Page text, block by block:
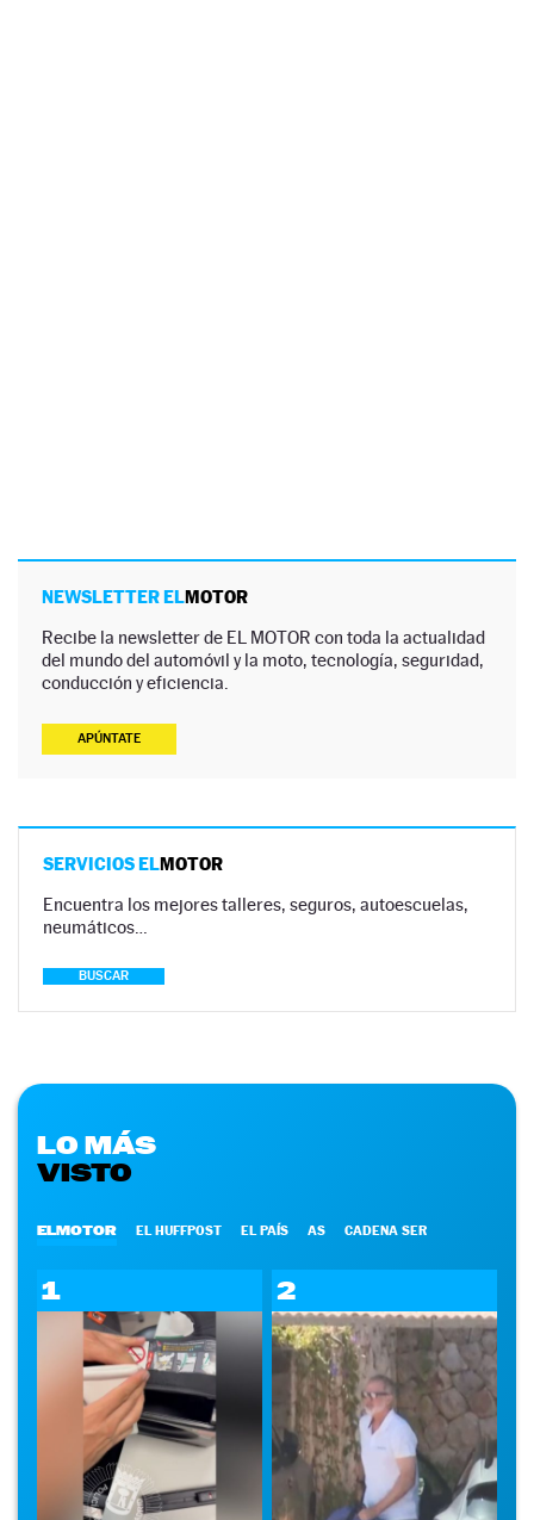
NEWSLETTER ELMOTOR
Recibe la newsletter de EL MOTOR con toda la actualidad
del mundo del automóvil y la moto, tecnología, seguridad,
conducción y eficiencia.
APÚNTATE
SERVICIOS ELMOTOR
Encuentra los mejores talleres, seguros, autoescuelas,
neumáticos…
BUSCAR
LO MÁS
VISTO
ELMOTOR EL HUFFPOST EL PAÍS AS CADENA SER
1 2